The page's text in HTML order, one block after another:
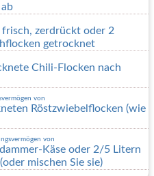
zerdrückt oder 2
getrocknet
Chili-Flocken nach
von
Röstzwiebelflocken (wie
von
Käse oder 2/5 Litern
mischen Sie sie)